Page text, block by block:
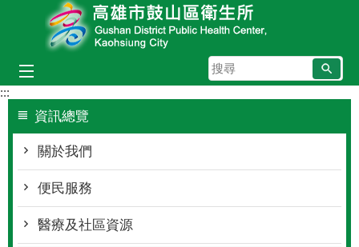
跳到主要內容區塊
搜
尋
:::
資訊總覽
關於我們
便民服務
醫療及社區資源